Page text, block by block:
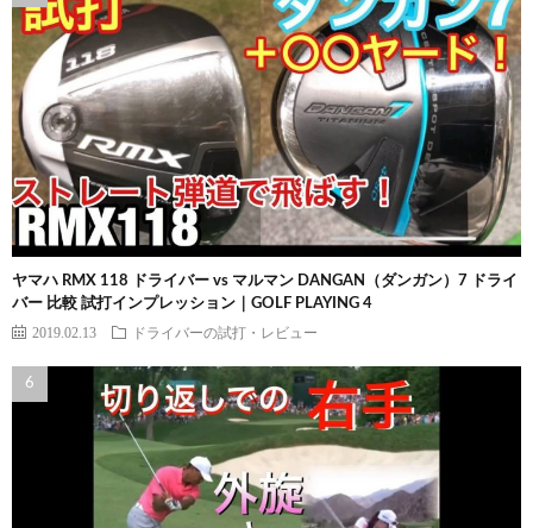
ヤマハ RMX 118 ドライバー vs マルマン DANGAN（ダンガン）7 ドライ
バー 比較 試打インプレッション｜GOLF PLAYING 4
2019.02.13 ドライバーの試打・レビュー